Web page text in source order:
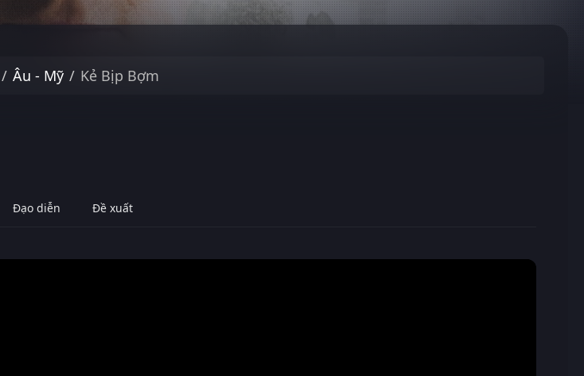
Âu - Mỹ Kẻ Bịp Bợm
Đạo diễn Đề xuất